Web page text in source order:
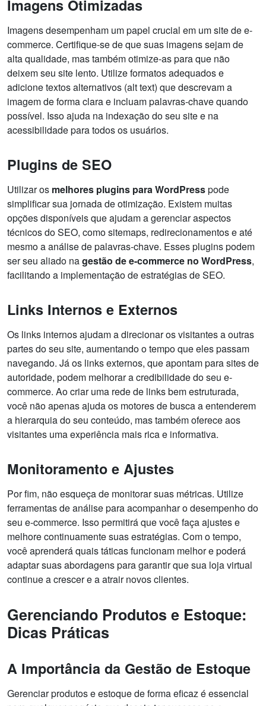
Imagens Otimizadas
Imagens desempenham um papel crucial em um site de e-
commerce. Certifique-se de que suas imagens sejam de
alta qualidade, mas também otimize-as para que não
deixem seu site lento. Utilize formatos adequados e
adicione textos alternativos (alt text) que descrevam a
imagem de forma clara e incluam palavras-chave quando
possível. Isso ajuda na indexação do seu site e na
acessibilidade para todos os usuários.
Plugins de SEO
Utilizar os melhores plugins para WordPresspode
simplificar sua jornada de otimização. Existem muitas
opções disponíveis que ajudam a gerenciar aspectos
técnicos do SEO, como sitemaps, redirecionamentos e até
mesmo a análise de palavras-chave. Esses plugins podem
ser seu aliado nagestão de e-commerce no WordPress,
facilitando a implementação de estratégias de SEO.
Links Internos e Externos
Os links internos ajudam a direcionar os visitantes a outras
partes do seu site, aumentando o tempo que eles passam
navegando. Já os links externos, que apontam para sites de
autoridade, podem melhorar a credibilidade do seu e-
commerce. Ao criar uma rede de links bem estruturada,
você não apenas ajuda os motores de busca a entenderem
a hierarquia do seu conteúdo, mas também oferece aos
visitantes uma experiência mais rica e informativa.
Monitoramento e Ajustes
Por fim, não esqueça de monitorar suas métricas. Utilize
ferramentas de análise para acompanhar o desempenho do
seu e-commerce. Isso permitirá que você faça ajustes e
melhore continuamente suas estratégias. Com o tempo,
você aprenderá quais táticas funcionam melhor e poderá
adaptar suas abordagens para garantir que sua loja virtual
continue a crescer e a atrair novos clientes.
Gerenciando Produtos e Estoque:
Dicas Práticas
A Importância da Gestão de Estoque
Gerenciar produtos e estoque de forma eficaz é essencial